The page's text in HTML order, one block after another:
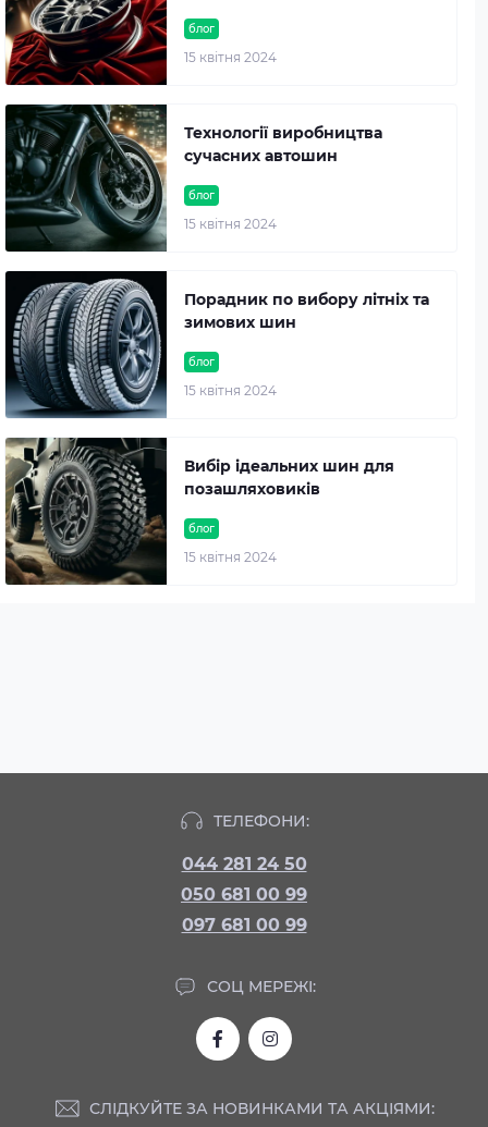
блог
15 квітня 2024
блог
15 квітня 2024
Технології виробництва
сучасних автошин
блог
15 квітня 2024
Порадник по вибору літніх та
зимових шин
блог
15 квітня 2024
Вибір ідеальних шин для
позашляховиків
ТЕЛЕФОНИ:
044 281 24 50
050 681 00 99
097 681 00 99
СОЦ МЕРЕЖІ:
СЛІДКУЙТЕ ЗА НОВИНКАМИ ТА АКЦІЯМИ: